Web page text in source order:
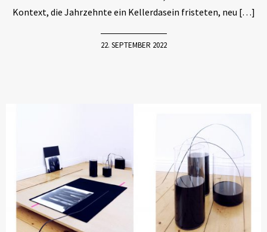
Kontext, die Jahrzehnte ein Kellerdasein fristeten, neu […]
22. SEPTEMBER 2022